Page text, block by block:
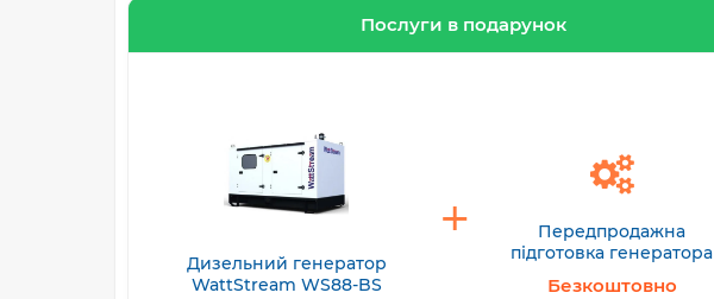
Послуги в подарунок
Дизельний генератор
WattStream WS88-BS
Передпродажна
підготовка генератора
Безкоштовно